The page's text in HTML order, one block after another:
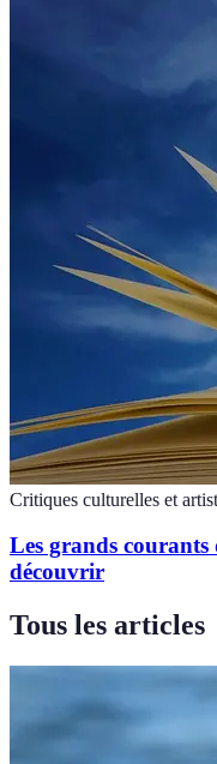
Critiques culturelles et
Les grands
découvrir
Tous les articles